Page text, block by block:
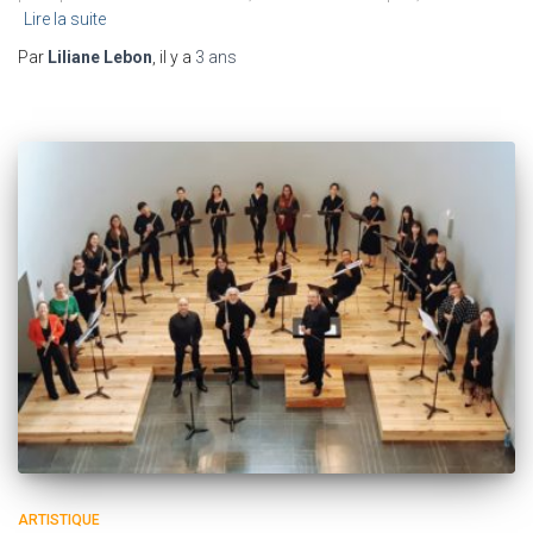
Lire la suite
Par Liliane Lebon, il y a 3 ans
ARTISTIQUE